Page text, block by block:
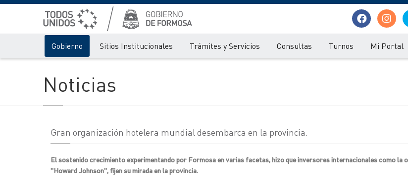
Gobierno Sitios Institucionales Trámites y Servicios Consultas Turnos Mi Portal
Noticias
Gran organización hotelera mundial desembarca en la provincia.
El sostenido crecimiento experimentando por Formosa en varias facetas, hizo que inversores internacionales como la
"Howard Johnson", fijen su mirada en la provincia.